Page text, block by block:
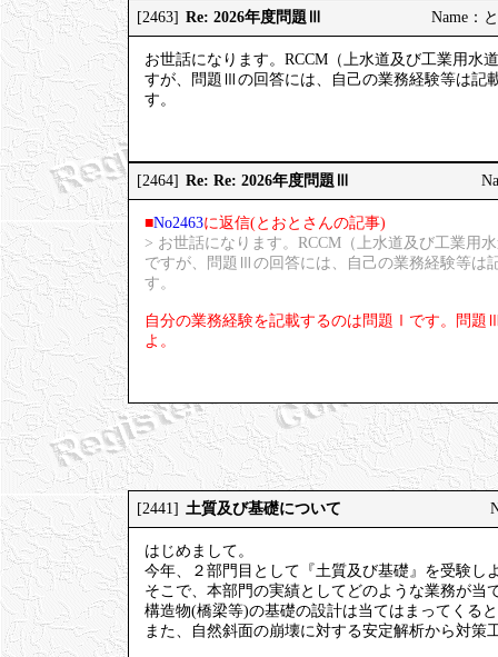
[2463] Re: 2026年度問題Ⅲ Name：
お世話になります。RCCM（上水道及び工業用水
すが、問題Ⅲの回答には、自己の業務経験等は記
す。
[2464] Re: Re: 2026年度問題Ⅲ
■No2463に返信(とおとさんの記事)
> お世話になります。RCCM（上水道及び工業用
ですが、問題Ⅲの回答には、自己の業務経験等は
す。
自分の業務経験を記載するのは問題Ⅰです。問題
よ。
[2441] 土質及び基礎について
はじめまして。
今年、２部門目として『土質及び基礎』を受験し
そこで、本部門の実績としてどのような業務が当
構造物(橋梁等)の基礎の設計は当てはまってくる
また、自然斜面の崩壊に対する安定解析から対策